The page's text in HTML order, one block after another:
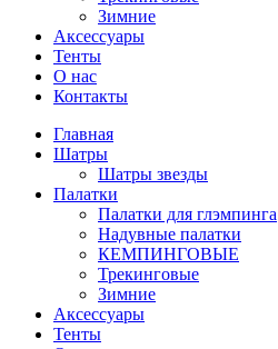
Зимние
Аксессуары
Тенты
О нас
Контакты
Главная
Шатры
Шатры звезды
Палатки
Палатки для глэмпинга
Надувные палатки
КЕМПИНГОВЫЕ
Трекинговые
Зимние
Аксессуары
Тенты